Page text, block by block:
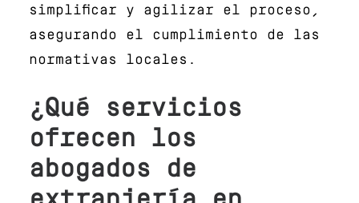
simplificar y agilizar el proceso,
asegurando el cumplimiento de las
normativas locales.
¿Qué servicios
ofrecen los
abogados de